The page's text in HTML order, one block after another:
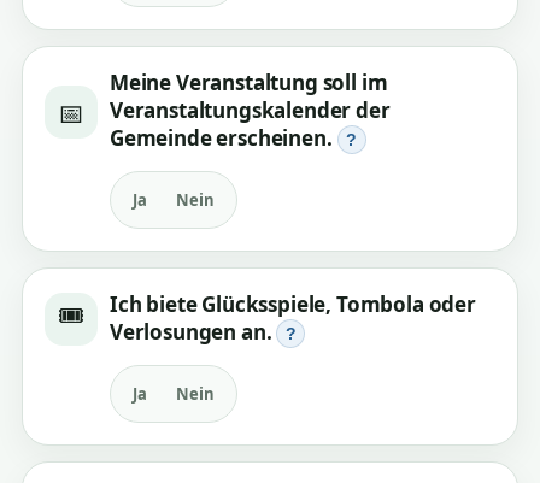
📅
Meine Veranstaltung soll im
Veranstaltungskalender der
Gemeinde erscheinen.
?
Ja Nein
🎟️
Ich biete Glücksspiele, Tombola oder
Verlosungen an.
?
Ja Nein